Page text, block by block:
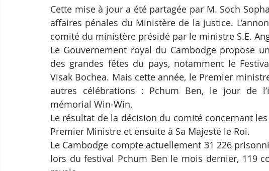
Cette mise à jour a été partagée par M. Soch
affaires pénales du Ministère de la justice.
comité du ministère présidé par le ministre S.E.
Le Gouvernement royal du Cambodge propose
des grandes fêtes du pays, notamment le
Visak Bochea. Mais cette année, le Premier
autres célébrations : Pchum Ben, le jour de
mémorial Win-Win.
Le résultat de la décision du comité concernant
Premier Ministre et ensuite à Sa Majesté le Roi.
Le Cambodge compte actuellement 31 226
lors du festival Pchum Ben le mois dernier, 119